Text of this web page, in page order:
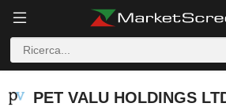
PET VALU HOLDINGS LTD.
PET VALU HOLDINGS